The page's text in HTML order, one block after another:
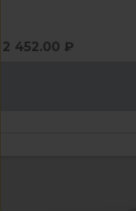
2 452.00 ₽